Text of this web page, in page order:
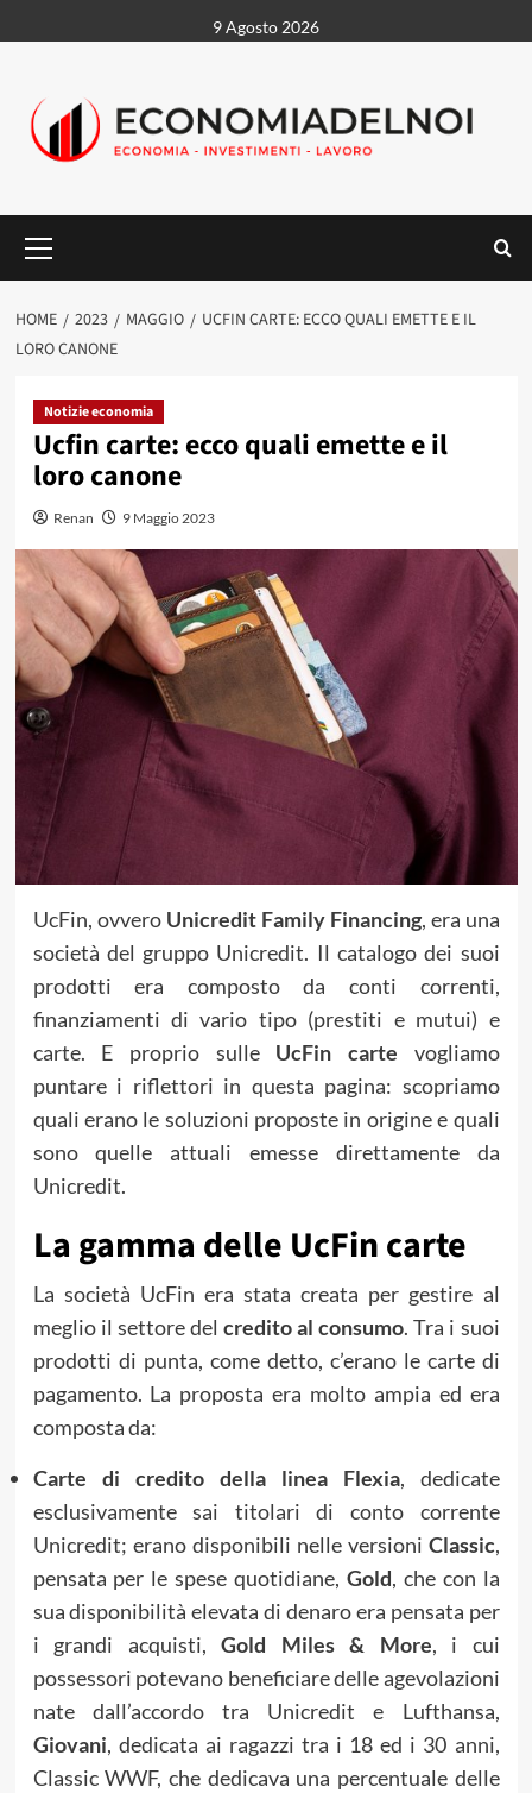
al
9 Agosto 2026
principale
HOME 2023 MAGGIO
UCFIN CARTE: ECCO QUALI EMETTE E IL
LORO CANONE
Notizie economia
Ucfin carte: ecco quali emette e il
loro canone
Renan 9 Maggio 2023
UcFin, ovvero Unicredit Family Financing, era una
società del gruppo Unicredit. Il catalogo dei suoi
prodotti era composto da conti correnti,
finanziamenti di vario tipo (prestiti e mutui) e
carte. E proprio sulle UcFin carte vogliamo
puntare i riflettori in questa pagina: scopriamo
quali erano le soluzioni proposte in origine e quali
sono quelle attuali emesse direttamente da
Unicredit.
La gamma delle UcFin carte
La società UcFin era stata creata per gestire al
meglio il settore del credito al consumo. Tra i suoi
prodotti di punta, come detto, c’erano le carte di
pagamento. La proposta era molto ampia ed era
composta da:
Carte di credito della linea Flexia, dedicate
esclusivamente sai titolari di conto corrente
Unicredit; erano disponibili nelle versioni Classic,
pensata per le spese quotidiane, Gold, che con la
sua disponibilità elevata di denaro era pensata per
i grandi acquisti, Gold Miles & More, i cui
possessori potevano beneficiare delle agevolazioni
nate dall’accordo tra Unicredit e Lufthansa,
Giovani, dedicata ai ragazzi tra i 18 ed i 30 anni,
Classic WWF, che dedicava una percentuale delle